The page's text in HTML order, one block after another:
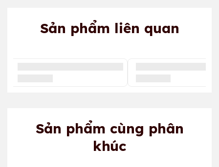
Sản phẩm liên quan
Sản phẩm cùng phân
khúc